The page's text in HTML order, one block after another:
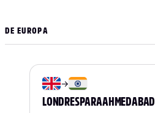
DE EUROPA
→
LONDRESPARAAHMEDABAD